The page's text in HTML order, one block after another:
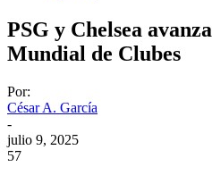
PSG y Chelsea
Mundial de Clubes
Por:
César A. García
-
julio 9, 2025
57